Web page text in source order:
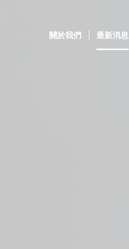
關於我們(current)最新消息